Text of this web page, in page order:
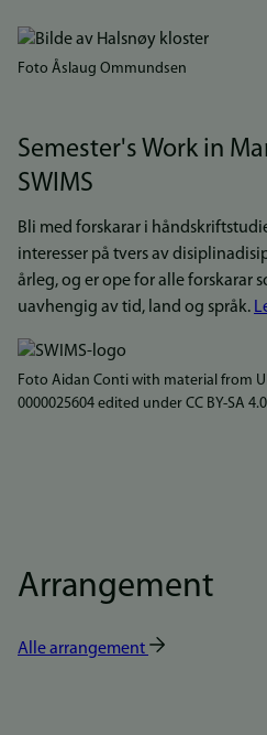
Foto Åslaug Ommundsen
Semester's Work in
SWIMS
Bli med forskarar i
interesser på tvers av
årleg, og er ope for alle forskarar
uavhengig av tid, land og språk.
Foto Aidan Conti with material from
0000025604 edited under CC BY-SA 4.0
Arrangement
Alle arrangement